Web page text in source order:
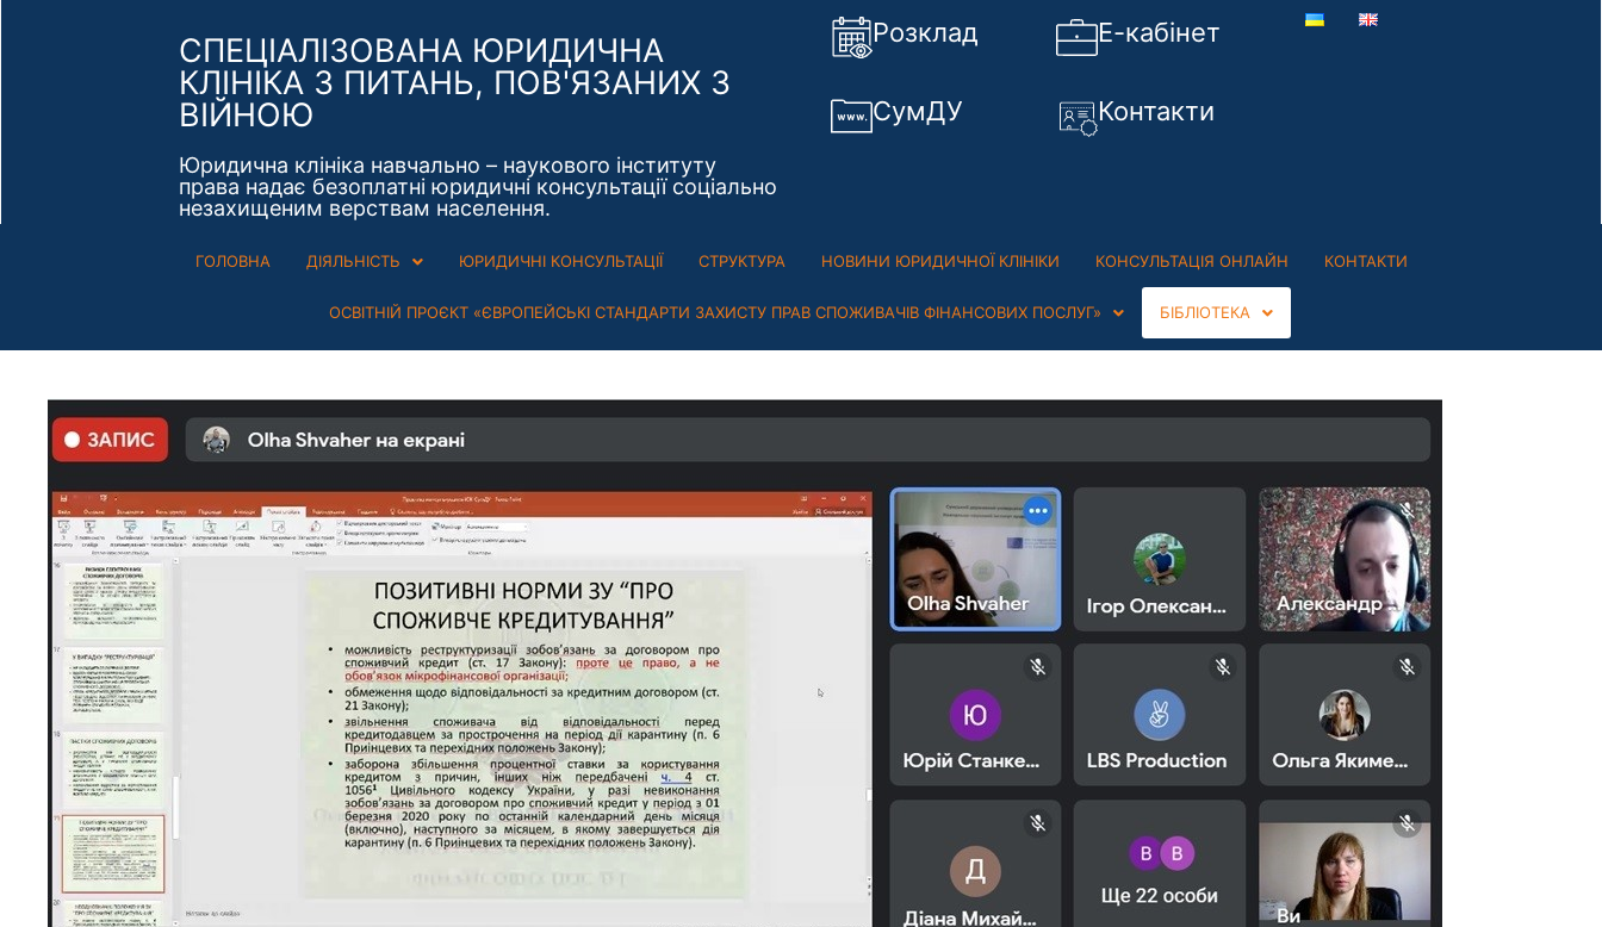
СПЕЦІАЛІЗОВАНА ЮРИДИЧНА
КЛІНІКА З ПИТАНЬ, ПОВ'ЯЗАНИХ З
ВІЙНОЮ
Юридична клініка навчально – наукового інституту
права надає безоплатні юридичні консультації соціально
незахищеним верствам населення.
Розклад Е-кабінет
СумДУ Контакти
ГОЛОВНА ДІЯЛЬНІСТЬ ЮРИДИЧНІ КОНСУЛЬТАЦІЇ СТРУКТУРА НОВИНИ ЮРИДИЧНОЇ КЛІНІКИ КОНСУЛЬТАЦІЯ ОНЛАЙН КОНТАКТИ
ОСВІТНІЙ ПРОЄКТ «ЄВРОПЕЙСЬКІ СТАНДАРТИ ЗАХИСТУ ПРАВ СПОЖИВАЧІВ ФІНАНСОВИХ ПОСЛУГ» БІБЛІОТЕКА